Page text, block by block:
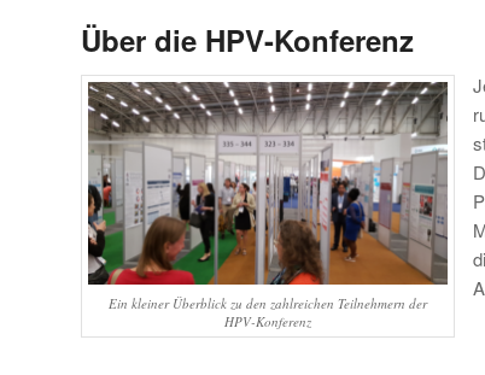
Über die HPV-Konferenz
Ein kleiner Überblick zu den zahlreichen Teilnehmern der
HPV-Konferenz